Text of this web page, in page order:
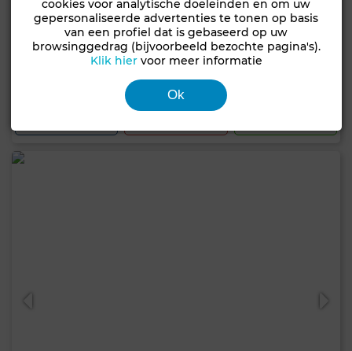
2.300.000 DH
Huis in Route de l'Ourika, Marrakech
7 Slk.
cookies voor analytische doeleinden en om uw
gepersonaliseerde advertenties te tonen op basis
van een profiel dat is gebaseerd op uw
browsinggedrag (bijvoorbeeld bezochte pagina's).
Klik hiervoor meer informatie
Ok